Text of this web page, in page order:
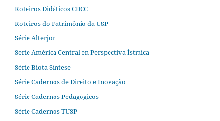
Roteiros Didáticos CDCC
Roteiros do Patrimônio da USP
Série Alterjor
Serie América Central en Perspectiva Ístmica
Série Biota Síntese
Série Cadernos de Direito e Inovação
Série Cadernos Pedagógicos
Série Cadernos TUSP